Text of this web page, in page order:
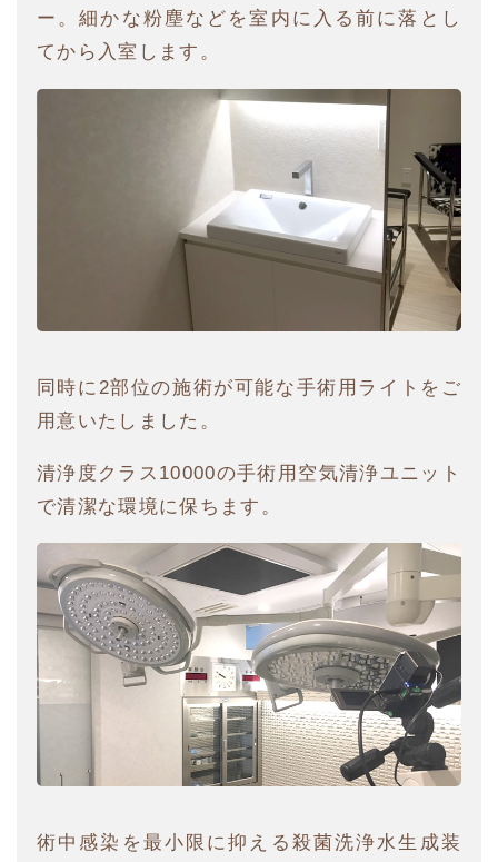
ー。細かな粉塵などを室内に入る前に落とし
てから入室します。
同時に2部位の施術が可能な手術用ライトをご
用意いたしました。
清浄度クラス10000の手術用空気清浄ユニット
で清潔な環境に保ちます。
術中感染を最小限に抑える殺菌洗浄水生成装